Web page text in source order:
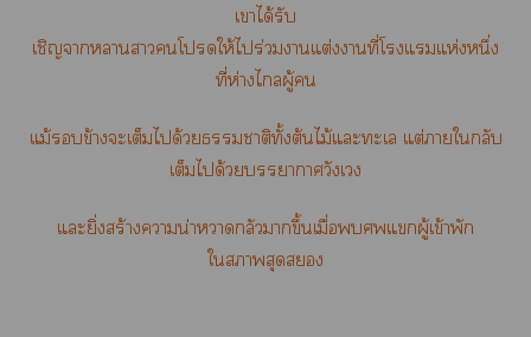
เาได้รับ
เชิญาาาโให้ไร่วมาแต่งาที่โแแห่งหนึ่ง
ที่ห่างไผู้
แม้ข้างะเต็มได้วยาติทั้งต้นไม้แะะเ แต่าใกลับ
เต็มได้วยาาวังเวง
แะยิ่งสร้างาน่าหวาดกลัวาขึ้นเมื่อแผู้เข้าพัก
ใาสุด